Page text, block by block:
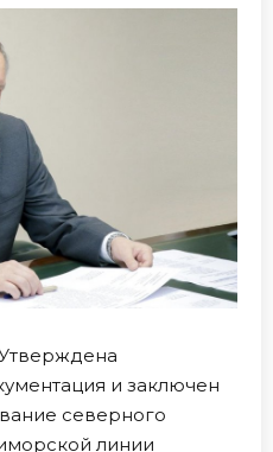
и заключен
северного
линии